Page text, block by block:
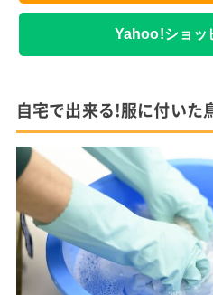
Yahoo!ショッ
自宅で出来る!服に付いた